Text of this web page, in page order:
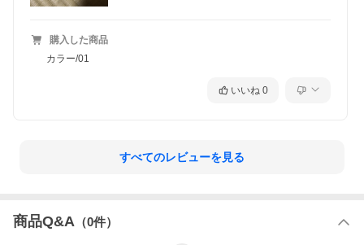
購入した商品
カラー/01
いいね 0
すべてのレビューを見る
商品Q&A （0件）